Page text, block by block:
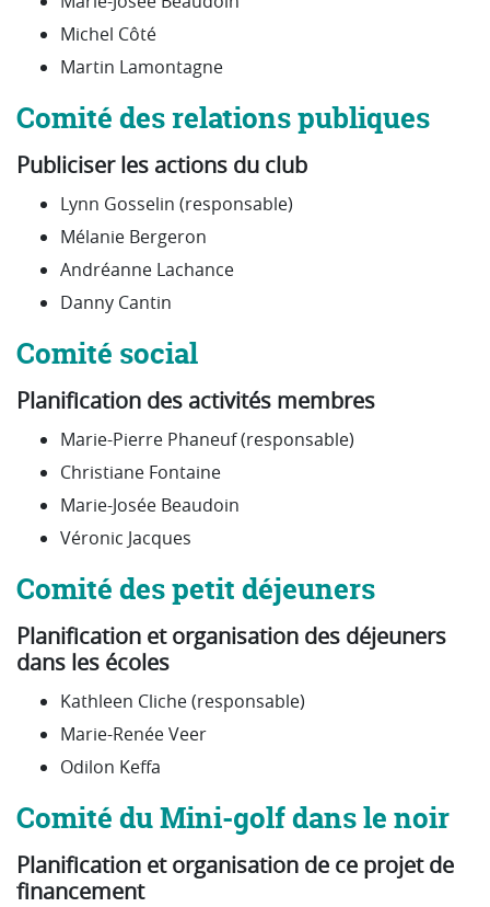
Michel Côté
Martin Lamontagne
Comité des relations publiques
Publiciser les actions du club
Lynn Gosselin (responsable)
Mélanie Bergeron
Andréanne Lachance
Danny Cantin
Comité social
Planification des activités membres
Marie-Pierre Phaneuf (responsable)
Christiane Fontaine
Marie-Josée Beaudoin
Véronic Jacques
Comité des petit déjeuners
Planification et organisation des déjeuners
dans les écoles
Kathleen Cliche (responsable)
Marie-Renée Veer
Odilon Keffa
Comité du Mini-golf dans le noir
Planification et organisation de ce projet de
financement